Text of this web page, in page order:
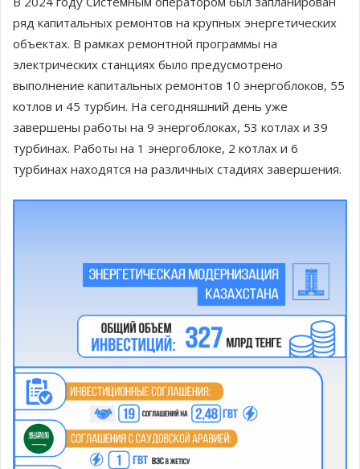
ряд капитальных ремонтов на крупных энергетических
объектах. В рамках ремонтной программы на
электрических станциях было предусмотрено
выполнение капитальных ремонтов 10 энергоблоков, 55
котлов и 45 турбин. На сегодняшний день уже
завершены работы на 9 энергоблоках, 53 котлах и 39
турбинах. Работы на 1 энергоблоке, 2 котлах и 6
турбинах находятся на различных стадиях завершения.